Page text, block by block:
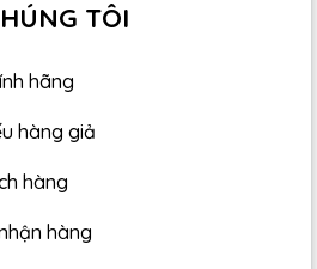
TÔI
hãng
hàng giả
hàng
hàng